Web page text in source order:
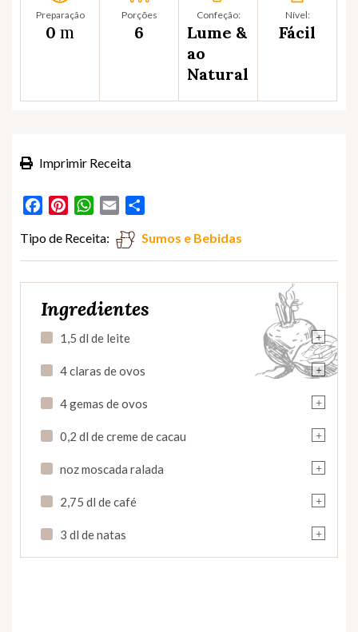
Preparação
0 m
Porções
6
Confeção:
Lume &
ao
Natural
Nível:
Fácil
Imprimir Receita
FacebookPinterestWhatsApp
Email
Tipo de Receita: Sumos e Bebidas
Ingredientes
+
1,5 dl de leite
+
4 claras de ovos
+
4 gemas de ovos
+
0,2 dl de creme de cacau
+
noz moscada ralada
+
2,75 dl de café
+
3 dl de natas